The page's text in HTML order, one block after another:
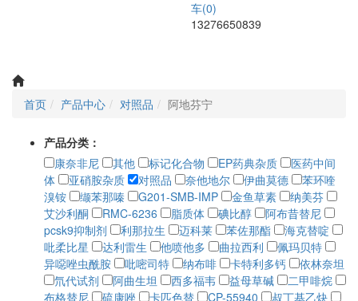
车(0)
13276650839
首页 产品中心 对照品 阿地芬宁
产品分类：
康奈非尼
其他 标记化合物 EP药典杂质
医药中间
体
亚硝胺杂质 对照品 奈他地尔 伊曲莫德
苯环喹
溴铵
缬苯那嗪 G201-SMB-IMP 金鱼草素
纳美芬
艾沙利酮
RMC-6236 脂质体 碘比醇
阿布昔替尼
pcsk9抑制剂
利那拉生 迈科莱 苯佐那酯
海克替啶
吡柔比星
达利雷生 他喷他多 曲拉西利
佩玛贝特
异噁唑虫酰胺
吡嘧司特 纳布啡 卡特利多钙
依林奈坦
氘代试剂
阿曲生坦 西多福韦 益母草碱
二甲啡烷
布格替尼
硫康唑 卡匹色替 CP-55940
叔丁基乙炔